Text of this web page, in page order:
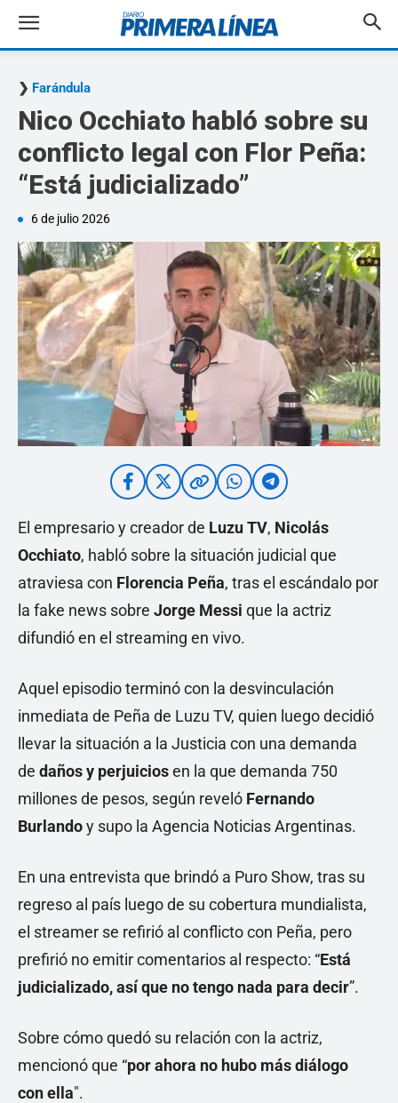
Farándula
Nico Occhiato habló sobre su
conflicto legal con Flor Peña:
“Está judicializado”
6 de julio 2026
El empresario y creador de Luzu TV, Nicolás
Occhiato, habló sobre la situación judicial que
atraviesa con Florencia Peña, tras el escándalo por
la fake news sobre Jorge Messi que la actriz
difundió en el streaming en vivo.
Aquel episodio terminó con la desvinculación
inmediata de Peña de Luzu TV, quien luego decidió
llevar la situación a la Justicia con una demanda
de daños y perjuiciosen la que demanda 750
millones de pesos, según reveló Fernando
Burlandoy supo la Agencia Noticias Argentinas.
En una entrevista que brindó a Puro Show, tras su
regreso al país luego de su cobertura mundialista,
el streamer se refirió al conflicto con Peña, pero
prefirió no emitir comentarios al respecto: “Está
judicializado, así que no tengo nada para decir”.
Sobre cómo quedó su relación con la actriz,
mencionó que “por ahora no hubo más diálogo
conella".